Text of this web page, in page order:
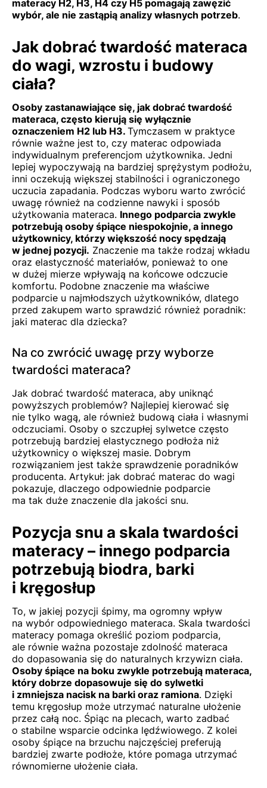
materacy H2, H3, H4 czy H5 pomagają zawęzić
wybór, ale nie zastąpią analizy własnych potrzeb.
Jak dobrać twardość materaca
do wagi, wzrostu i budowy
ciała?
Osoby zastanawiające się, jak dobrać twardość
materaca, często kierują się wyłącznie
oznaczeniem H2 lub H3. Tymczasem w praktyce
równie ważne jest to, czy materac odpowiada
indywidualnym preferencjom użytkownika. Jedni
lepiej wypoczywają na bardziej sprężystym podłożu,
inni oczekują większej stabilności i ograniczonego
uczucia zapadania. Podczas wyboru warto zwrócić
uwagę również na codzienne nawyki i sposób
użytkowania materaca. Innego podparcia zwykle
potrzebują osoby śpiące niespokojnie, a innego
użytkownicy, którzy większość nocy spędzają
w jednej pozycji. Znaczenie ma także rodzaj wkładu
oraz elastyczność materiałów, ponieważ to one
w dużej mierze wpływają na końcowe odczucie
komfortu. Podobne znaczenie ma właściwe
podparcie u najmłodszych użytkowników, dlatego
przed zakupem warto sprawdzić również poradnik:
jaki materac dla dziecka?
Na co zwrócić uwagę przy wyborze
twardości materaca?
Jak dobrać twardość materaca, aby uniknąć
powyższych problemów? Najlepiej kierować się
nie tylko wagą, ale również budową ciała i własnymi
odczuciami. Osoby o szczupłej sylwetce często
potrzebują bardziej elastycznego podłoża niż
użytkownicy o większej masie. Dobrym
rozwiązaniem jest także sprawdzenie poradników
producenta. Artykuł: jak dobrać materac do wagi
pokazuje, dlaczego odpowiednie podparcie
ma tak duże znaczenie dla jakości snu.
Pozycja snu a skala twardości
materacy – innego podparcia
potrzebują biodra, barki
i kręgosłup
To, w jakiej pozycji śpimy, ma ogromny wpływ
na wybór odpowiedniego materaca. Skala twardości
materacy pomaga określić poziom podparcia,
ale równie ważna pozostaje zdolność materaca
do dopasowania się do naturalnych krzywizn ciała.
Osoby śpiące na boku zwykle potrzebują materaca,
który dobrze dopasowuje się do sylwetki
i zmniejsza nacisk na barki oraz ramiona. Dzięki
temu kręgosłup może utrzymać naturalne ułożenie
przez całą noc. Śpiąc na plecach, warto zadbać
o stabilne wsparcie odcinka lędźwiowego. Z kolei
osoby śpiące na brzuchu najczęściej preferują
bardziej zwarte podłoże, które pomaga utrzymać
równomierne ułożenie ciała.